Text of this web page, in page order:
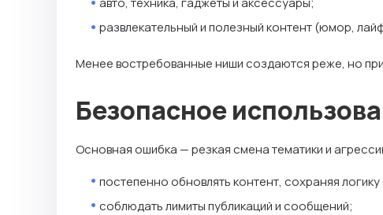
развлекательный и полезный контент (юмор,
Менее востребованные ниши создаются реже, но
Безопасное
Основная ошибка — резкая смена тематики и
постепенно обновлять контент, сохраняя
соблюдать лимиты публикаций и сообщений;